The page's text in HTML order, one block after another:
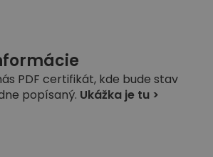
PDF certifikát, kde bude stav
popísaný. Ukážka je tu >